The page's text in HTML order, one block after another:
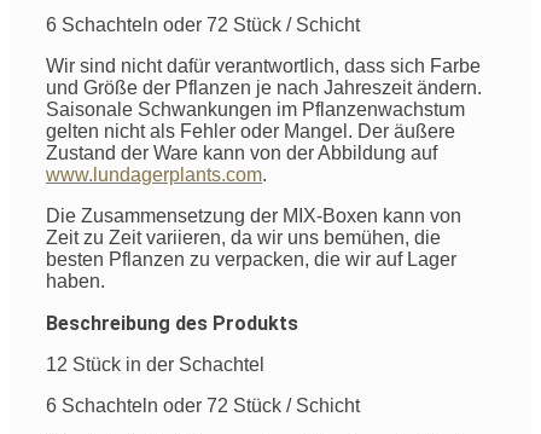
6 Schachteln oder 72 Stück / Schicht
Wir sind nicht dafür verantwortlich, dass sich Farbe
und Größe der Pflanzen je nach Jahreszeit ändern.
Saisonale Schwankungen im Pflanzenwachstum
gelten nicht als Fehler oder Mangel. Der äußere
Zustand der Ware kann von der Abbildung auf
www.lundagerplants.com.
Die Zusammensetzung der MIX-Boxen kann von
Zeit zu Zeit variieren, da wir uns bemühen, die
besten Pflanzen zu verpacken, die wir auf Lager
haben.
Beschreibung des Produkts
12 Stück in der Schachtel
6 Schachteln oder 72 Stück / Schicht